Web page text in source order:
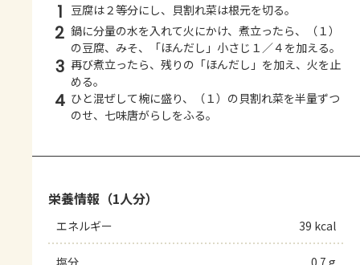
1 豆腐は２等分にし、貝割れ菜は根元を切る。
2 鍋に分量の水を入れて火にかけ、煮立ったら、（１）
の豆腐、みそ、「ほんだし」小さじ１／４を加える。
3 再び煮立ったら、残りの「ほんだし」を加え、火を止
める。
4 ひと混ぜして椀に盛り、（１）の貝割れ菜を半量ずつ
のせ、七味唐がらしをふる。
栄養情報（1人分）
エネルギー 39 kcal